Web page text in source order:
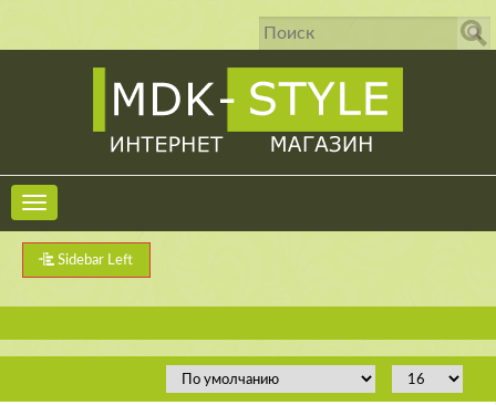
Sidebar Left